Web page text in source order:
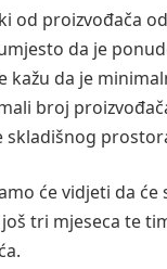
od proizvođača
da je
kažu da je
broj
skladišnog
će vidjeti da će
tri mjeseca te